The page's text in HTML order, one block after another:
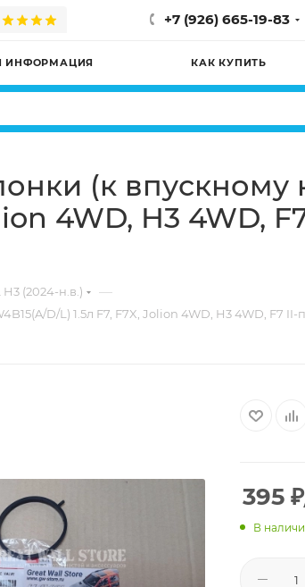
+7 (926) 665-19-83
ИНФОРМАЦИЯ КАК КУПИТЬ
(к впускному
4WD, H3 4WD,
(2024-н.в.) —
D/L) 1.5л F7, F7X, Jolion 4WD, H3 4WD, F7
395 ₽
В